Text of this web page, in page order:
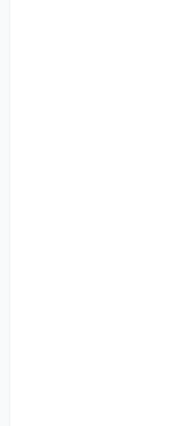
در امر تولید و واردات انواع فن های
آکسیال، سقفی، بین کانالی، مرغداری و
های تولیدی، صنعتی و ساختمانی
فن های تولیدی کمپانی اروپایی
تخصصی شما عزیزان رو در صرف
عمر باعث صرفه جویی در هزینه و زمان
اخبار در خبرنامه ما عضو شوید